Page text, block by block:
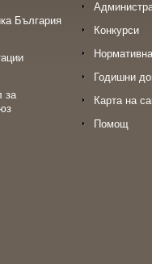
България
за
Конкурси
Годишни
Карта на
Помощ